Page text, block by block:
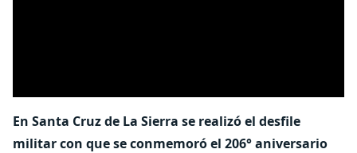
En Santa Cruz de La Sierra se realizó el desfile
militar con que se conmemoró el 206° aniversario